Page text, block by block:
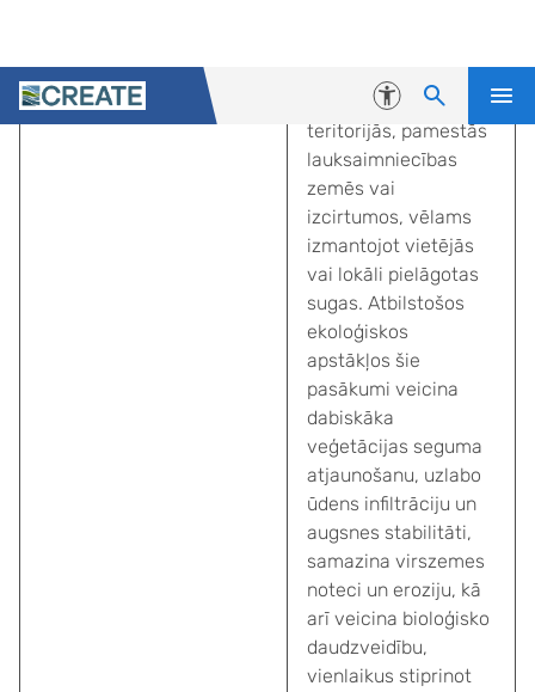
degradētās
teritorijās, pamestās
lauksaimniecības
zemēs vai
izcirtumos, vēlams
izmantojot vietējās
vai lokāli pielāgotas
sugas. Atbilstošos
ekoloģiskos
apstākļos šie
pasākumi veicina
dabiskāka
veģetācijas seguma
atjaunošanu, uzlabo
ūdens infiltrāciju un
augsnes stabilitāti,
samazina virszemes
noteci un eroziju, kā
arī veicina bioloģisko
daudzveidību,
vienlaikus stiprinot